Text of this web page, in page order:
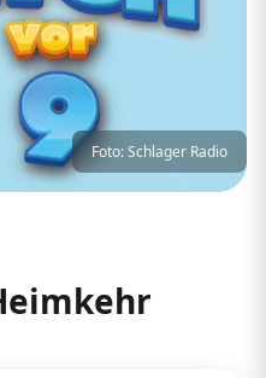
Foto: Schlager Radio